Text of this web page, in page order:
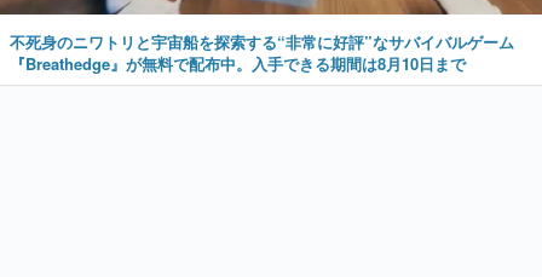
不死身のニワトリと宇宙船を探索する“非常に好評”なサバイバルゲーム
『Breathedge』が無料で配布中。入手できる期間は8月10日まで